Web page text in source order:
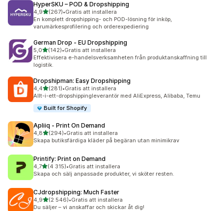
HyperSKU – POD & Dropshipping
4,9av 5 stjärnor
(267)
267 recensioner totalt
•Gratis att installera
En komplett dropshipping- och POD-lösning för inköp,
varumärkesprofilering och orderexpediering
German Drop ‑ EU Dropshipping
5,0av 5 stjärnor
(142)
142 recensioner totalt
•Gratis att installera
Effektivisera e-handelsverksamheten från produktanskaffning till
logistik.
Dropshipman: Easy Dropshipping
4,4av 5 stjärnor
(281)
281 recensioner totalt
•Gratis att installera
Allt-i-ett-dropshippingleverantör med AliExpress, Alibaba, Temu
Built for Shopify
Apliiq ‑ Print On Demand
4,8av 5 stjärnor
(294)
294 recensioner totalt
•Gratis att installera
Skapa butiksfärdiga kläder på begäran utan minimikrav
Printify: Print on Demand
4,7av 5 stjärnor
(4 315)
4315 recensioner totalt
•Gratis att installera
Skapa och sälj anpassade produkter, vi sköter resten.
CJdropshipping: Much Faster
4,9av 5 stjärnor
(2 546)
2546 recensioner totalt
•Gratis att installera
Du säljer – vi anskaffar och skickar åt dig!